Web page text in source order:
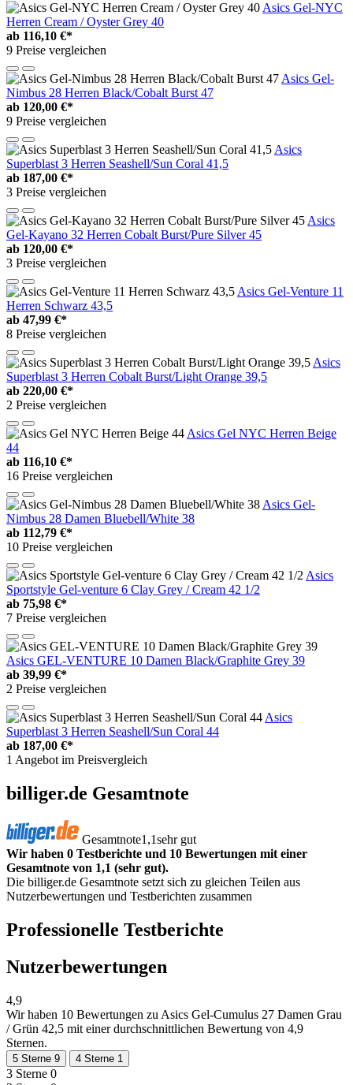
Asics Gel-NYC
Herren Cream / Oyster Grey 40
ab 116,10 €*
9 Preise vergleichen
Asics Gel-
Nimbus 28 Herren Black/Cobalt Burst 47
ab 120,00 €*
9 Preise vergleichen
Asics
Superblast 3 Herren Seashell/Sun Coral 41,5
ab 187,00 €*
3 Preise vergleichen
Asics
Gel-Kayano 32 Herren Cobalt Burst/Pure Silver 45
ab 120,00 €*
3 Preise vergleichen
Asics Gel-Venture 11
Herren Schwarz 43,5
ab 47,99 €*
8 Preise vergleichen
Asics
Superblast 3 Herren Cobalt Burst/Light Orange 39,5
ab 220,00 €*
2 Preise vergleichen
Asics Gel NYC Herren Beige
44
ab 116,10 €*
16 Preise vergleichen
Asics Gel-
Nimbus 28 Damen Bluebell/White 38
ab 112,79 €*
10 Preise vergleichen
Asics
Sportstyle Gel-venture 6 Clay Grey / Cream 42 1/2
ab 75,98 €*
7 Preise vergleichen
Asics GEL-VENTURE 10 Damen Black/Graphite Grey 39
ab 39,99 €*
2 Preise vergleichen
Asics
Superblast 3 Herren Seashell/Sun Coral 44
ab 187,00 €*
1 Angebot im Preisvergleich
billiger.de Gesamtnote
Gesamtnote1,1sehr gut
Wir haben 0 Testberichte und 10 Bewertungen mit einer
Gesamtnote von 1,1 (sehr gut).
Die billiger.de Gesamtnote setzt sich zu gleichen Teilen aus
Nutzerbewertungen und Testberichten zusammen
Professionelle Testberichte
Nutzerbewertungen
4,9
Wir haben 10 Bewertungen zu Asics Gel-Cumulus 27 Damen Grau
/ Grün 42,5 mit einer durchschnittlichen Bewertung von 4,9
Sternen.
5 Sterne 9 4 Sterne 1
3 Sterne 0